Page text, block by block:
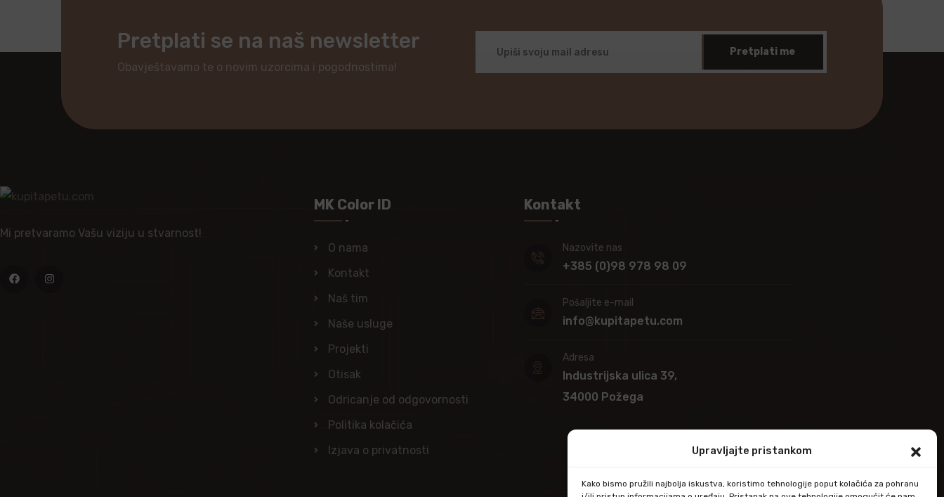
Upravljajte pristankom
Kako bismo pružili najbolja iskustva, koristimo tehnologije poput kolačića za pohranu
Pretplati se na naš newsletter
Obavještavamo te o novim uzorcima i pogodnostima!
Pretplati me
Mi pretvaramo Vašu viziju u stvarnost!
MK Color ID
O nama
Kontakt
Naš tim
Naše usluge
Projekti
Otisak
Odricanje od odgovornosti
Politika kolačića
Izjava o privatnosti
Kontakt
Nazovite nas
+385 (0)98 978 98 09
Pošaljite e-mail
info@kupitapetu.com
Adresa
Industrijska ulica 39,
34000 Požega